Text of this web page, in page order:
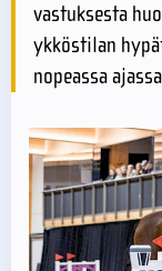
vastuksesta
ykköstilan
nopeassa